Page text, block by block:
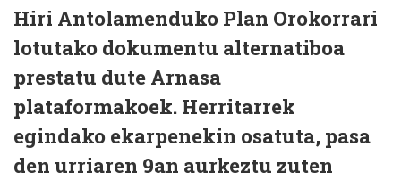
Hiri Antolamenduko Plan Orokorrari
lotutako dokumentu alternatiboa
prestatu dute Arnasa
plataformakoek. Herritarrek
egindako ekarpenekin osatuta, pasa
den urriaren 9an aurkeztu zuten